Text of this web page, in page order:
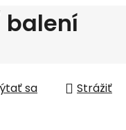
balení
sa Strážiť